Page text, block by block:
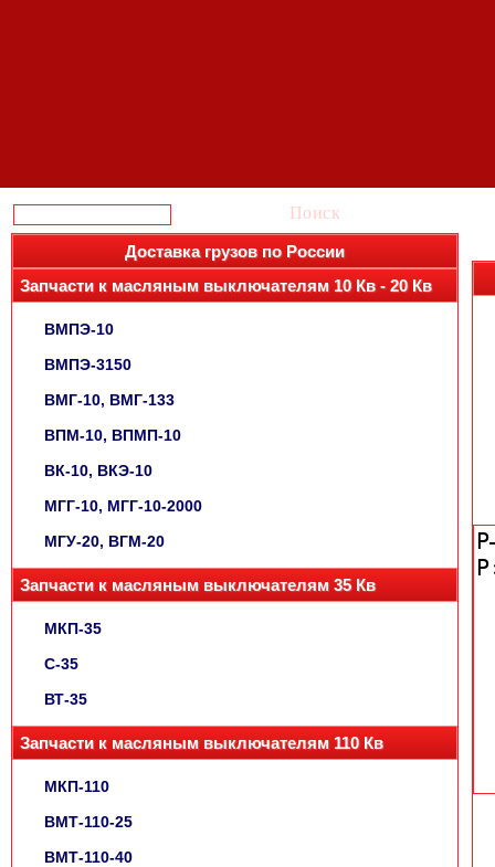
Поиск
Доставка грузов по России
Запчасти к масляным выключателям 10 Кв - 20 Кв
ВМПЭ-10
ВМПЭ-3150
ВМГ-10, ВМГ-133
ВПМ-10, ВПМП-10
ВК-10, ВКЭ-10
МГГ-10, МГГ-10-2000
МГУ-20, ВГМ-20
Запчасти к масляным выключателям 35 Кв
МКП-35
С-35
ВТ-35
Запчасти к масляным выключателям 110 Кв
МКП-110
ВМТ-110-25
ВМТ-110-40